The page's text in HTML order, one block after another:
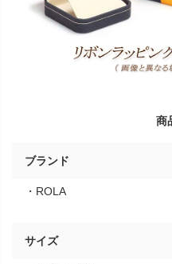
商
ブランド
・ROLA
サイズ